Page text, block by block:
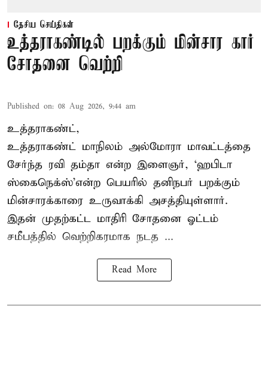
தேசிய செய்திகள்
உத்தராகண்டில் பறக்கும் மின்சார கார்
சோதனை வெற்றி
Published on: 08 Aug 2026, 9:44 am
உத்தராகண்ட்,
உத்தராகண்ட் மாநிலம் அல்மோரா மாவட்டத்தை
சேர்ந்த ரவி தம்தா என்ற இளைஞர், ‘ஹபிடா
ஸ்கைநெக்ஸ்’என்ற பெயரில் தனிநபர் பறக்கும்
மின்சாரக்காரை உருவாக்கி அசத்தியுள்ளார்.
இதன் முதற்கட்ட மாதிரி சோதனை ஓட்டம்
சமீபத்தில் வெற்றிகரமாக நடத ...
Read More